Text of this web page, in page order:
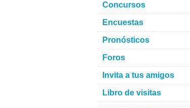
Concursos
Encuestas
Pronósticos
Foros
Invita a tus amigos
Libro de visitas